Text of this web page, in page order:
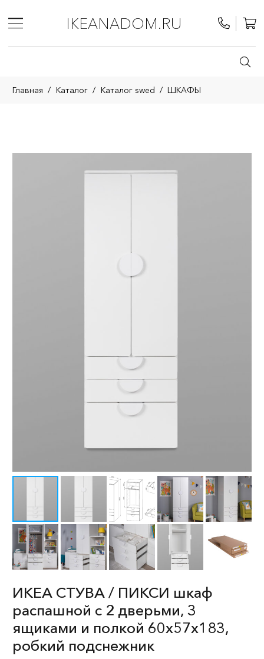
IKEANADOM.RU
Главная / Каталог / Каталог swed / ШКАФЫ
ИКЕА СТУВА / ПИКСИ шкаф
распашной с 2 дверьми, 3
ящиками и полкой 60x57x183,
робкий подснежник